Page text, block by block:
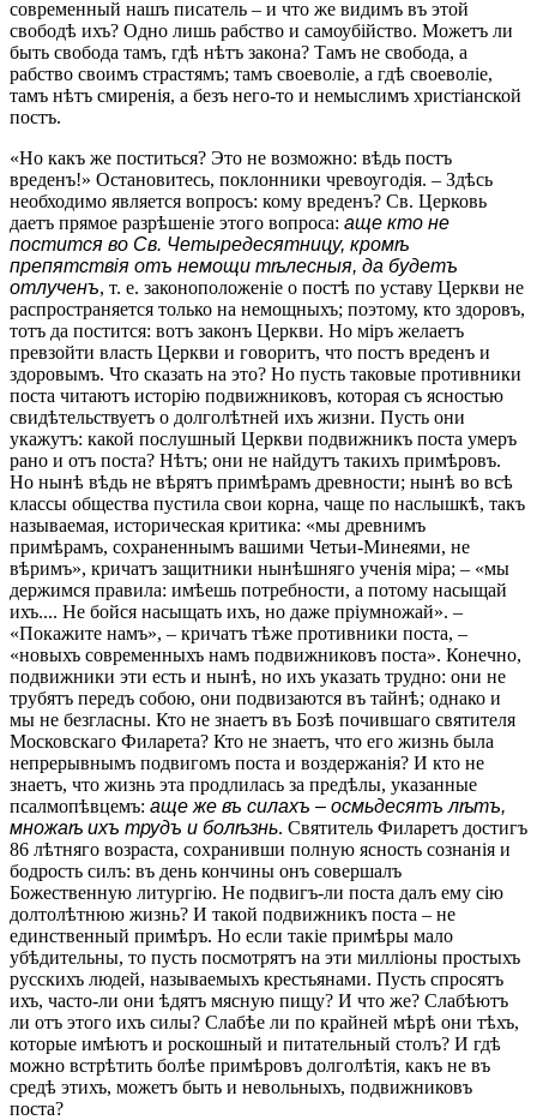
современный нашъ писатель – и что же видимъ въ этой
свободѣ ихъ? Одно лишь рабство и самоубійство. Можетъ ли
быть свобода тамъ, гдѣ нѣтъ закона? Тамъ не свобода, а
рабство своимъ страстямъ; тамъ своеволіе, а гдѣ своеволіе,
тамъ нѣтъ смиренія, а безъ него-то и немыслимъ христіанской
постъ.
«Но какъ же поститься? Это не возможно: вѣдь постъ
вреденъ!» Остановитесь, поклонники чревоугодія. – Здѣсь
необходимо является вопросъ: кому вреденъ? Св. Церковь
даетъ прямое разрѣшеніе этого вопроса: аще кто не
постится во Св. Четыредесятницу, кромѣ
препятствія отъ немощи тѣлесныя, да будетъ
отлученъ, т. е. законоположеніе о постѣ по уставу Церкви не
распространяется только на немощныхъ; поэтому, кто здоровъ,
тотъ да постится: вотъ законъ Церкви. Но міръ желаетъ
превзойти власть Церкви и говоритъ, что постъ вреденъ и
здоровымъ. Что сказать на это? Но пусть таковые противники
поста читаютъ исторію подвижниковъ, которая съ ясностью
свидѣтельствуетъ о долголѣтней ихъ жизни. Пусть они
укажутъ: какой послушный Церкви подвижникъ поста умеръ
рано и отъ поста? Нѣтъ; они не найдутъ такихъ примѣровъ.
Но нынѣ вѣдь не вѣрятъ примѣрамъ древности; нынѣ во всѣ
классы общества пустила свои корна, чаще по наслышкѣ, такъ
называемая, историческая критика: «мы древнимъ
примѣрамъ, сохраненнымъ вашими Четьи-Минеями, не
вѣримъ», кричатъ защитники нынѣшняго ученія міра; – «мы
держимся правила: имѣешь потребности, а потому насыщай
ихъ.... Не бойся насыщать ихъ, но даже пріумножай». –
«Покажите намъ», – кричатъ тѣже противники поста, –
«новыхъ современныхъ намъ подвижниковъ поста». Конечно,
подвижники эти есть и нынѣ, но ихъ указать трудно: они не
трубятъ передъ собою, они подвизаются въ тайнѣ; однако и
мы не безгласны. Кто не знаетъ въ Бозѣ почившаго святителя
Московскаго Филарета? Кто не знаетъ, что его жизнь была
непрерывнымъ подвигомъ поста и воздержанія? И кто не
знаетъ, что жизнь эта продлилась за предѣлы, указанные
псалмопѣвцемъ: аще же въ силахъ – осмьдесятъ лѣтъ,
множаѣ ихъ трудъ и болѣзнь. Святитель Филаретъ достигъ
86 лѣтняго возраста, сохранивши полную ясность сознанія и
бодрость силъ: въ день кончины онъ совершалъ
Божественную литургію. Не подвигъ-ли поста далъ ему сію
долтолѣтнюю жизнь? И такой подвижникъ поста – не
единственный примѣръ. Но если такіе примѣры мало
убѣдительны, то пусть посмотрятъ на эти милліоны простыхъ
русскихъ людей, называемыхъ крестьянами. Пусть спросятъ
ихъ, часто-ли они ѣдятъ мясную пищу? И что же? Слабѣютъ
ли отъ этого ихъ силы? Слабѣе ли по крайней мѣрѣ они тѣхъ,
которые имѣютъ и роскошный и питательный столъ? И гдѣ
можно встрѣтить болѣе примѣровъ долголѣтія, какъ не въ
средѣ этихъ, можетъ быть и невольныхъ, подвижниковъ
поста?